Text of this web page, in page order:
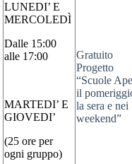
LUNEDI’ E
MERCOLEDÌ
Dalle 15:00
alle 17:00
MARTEDI’ E
GIOVEDI’
(25 ore per
ogni gruppo)
Gratuito
Progetto
“Scuole
il
la sera e nei
weekend”